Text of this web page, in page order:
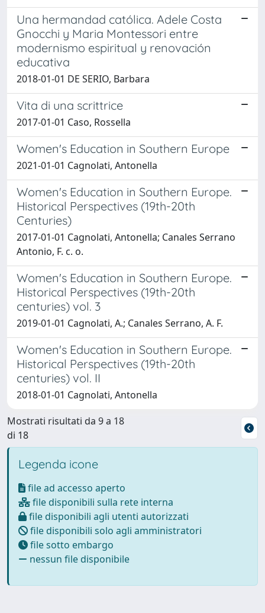
Una hermandad católica. Adele Costa
Gnocchi y Maria Montessori entre
modernismo espiritual y renovación
educativa
2018-01-01 DE SERIO, Barbara
Vita di una scrittrice
2017-01-01 Caso, Rossella
Women's Education in Southern Europe
2021-01-01 Cagnolati, Antonella
Women's Education in Southern Europe.
Historical Perspectives (19th-20th
Centuries)
2017-01-01 Cagnolati, Antonella; Canales Serrano
Antonio, F. c. o.
Women's Education in Southern Europe.
Historical Perspectives (19th-20th
centuries) vol. 3
2019-01-01 Cagnolati, A.; Canales Serrano, A. F.
Women's Education in Southern Europe.
Historical Perspectives (19th-20th
centuries) vol. II
2018-01-01 Cagnolati, Antonella
Mostrati risultati da 9 a 18
di 18
Legenda icone
file ad accesso aperto
file disponibili sulla rete interna
file disponibili agli utenti autorizzati
file disponibili solo agli amministratori
file sotto embargo
nessun file disponibile